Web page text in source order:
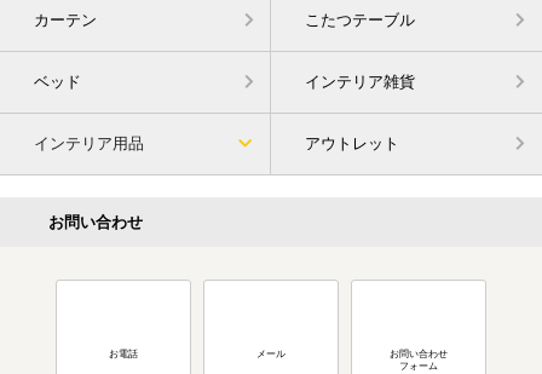
カーテン こたつテーブル
ベッド インテリア雑貨
インテリア用品 アウトレット
お問い合わせ
お電話 メール
お問い合わせ
フォーム